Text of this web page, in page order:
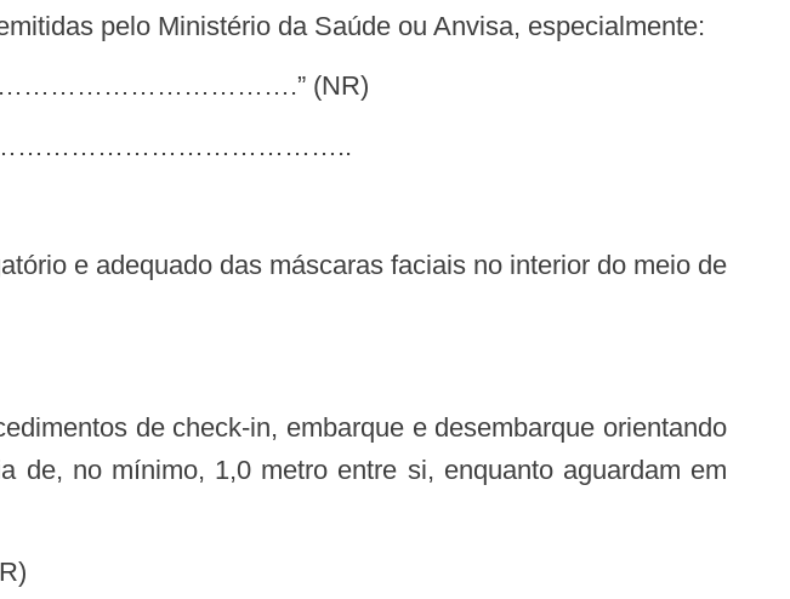
pelo Ministério da Saúde ou Anvisa, especialmente:
(NR)
de, no mínimo, 1,0 metro entre si, enquanto aguardam em